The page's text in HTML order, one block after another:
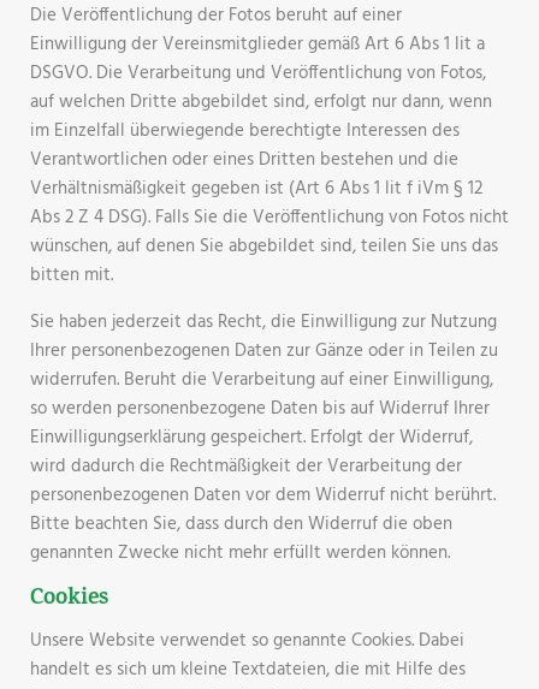
Die Veröffentlichung der Fotos beruht auf einer
Einwilligung der Vereinsmitglieder gemäß Art 6 Abs 1 lit a
DSGVO. Die Verarbeitung und Veröffentlichung von Fotos,
auf welchen Dritte abgebildet sind, erfolgt nur dann, wenn
im Einzelfall überwiegende berechtigte Interessen des
Verantwortlichen oder eines Dritten bestehen und die
Verhältnismäßigkeit gegeben ist (Art 6 Abs 1 lit f iVm § 12
Abs 2 Z 4 DSG). Falls Sie die Veröffentlichung von Fotos nicht
wünschen, auf denen Sie abgebildet sind, teilen Sie uns das
bitten mit.
Sie haben jederzeit das Recht, die Einwilligung zur Nutzung
Ihrer personenbezogenen Daten zur Gänze oder in Teilen zu
widerrufen. Beruht die Verarbeitung auf einer Einwilligung,
so werden personenbezogene Daten bis auf Widerruf Ihrer
Einwilligungserklärung gespeichert. Erfolgt der Widerruf,
wird dadurch die Rechtmäßigkeit der Verarbeitung der
personenbezogenen Daten vor dem Widerruf nicht berührt.
Bitte beachten Sie, dass durch den Widerruf die oben
genannten Zwecke nicht mehr erfüllt werden können.
Cookies
Unsere Website verwendet so genannte Cookies. Dabei
handelt es sich um kleine Textdateien, die mit Hilfe des